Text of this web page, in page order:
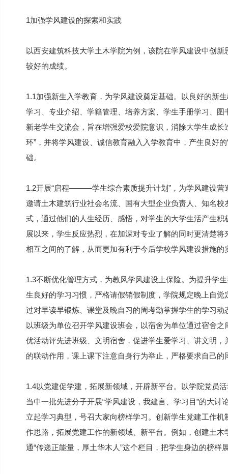
1加强学风建设的探索和实践
以西安建筑科技大学土木学院为例，该院在学风建设中创
较好的成绩。
1.1加强新生入学教育，为学风建设奠定基础。以良好的新
学习、专业介绍、学籍管理、培养方案、学生手册学习、
新老学生交流会，旨在增强爱校爱院意识，消除大学生成
环”，并将学风建设、诚信教育融入入学教育中，产生良好
础。
1.2开展“启程———学生综合素质提升计划”，为学风建设营
邀请土木建筑行业社会名流、国有大型企业负责人、知名
式，通过他们的人生经历、感悟，对学生的大学生活产生
展以来，学生反应热烈，在加深对专业了解的同时更清楚
相互之间的了解，从而更加有利于今后学校学风建设措施的
1.3不断优化管理方式，为教风学风建设上保险。为提升学
生良好的学习习惯，严格请假销假制度，学院规定晚上自
过对早读早锻炼、课堂及晚自习的周考勤掌握学生的学习
以班级为单位召开学风建设班会，以宿舍为单位通过宿舍
优活动评先进班级、文明宿舍，促进学生爱学习、讲文明
的联动作用，课上课下注意自身行为举止，严格要求自己的
1.4以党建促学建，拓展新领域，开辟新平台。以学院党员
当中一批先进分子开展“学风建设，我建言、学习目”的大
立起学习典型，号召大家向榜样学习。创新学生党建工作
作思路，拓展党建工作的新领域、新平台。例如，创建土
通“传递正能量，厚土华木人”这个栏目，把学生身边的榜样